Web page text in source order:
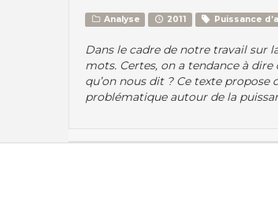
Analyse 2011 Puissance
Dans le cadre de notre travail sur
mots. Certes, on a tendance à
qu’on nous dit ? Ce texte
problématique autour de la